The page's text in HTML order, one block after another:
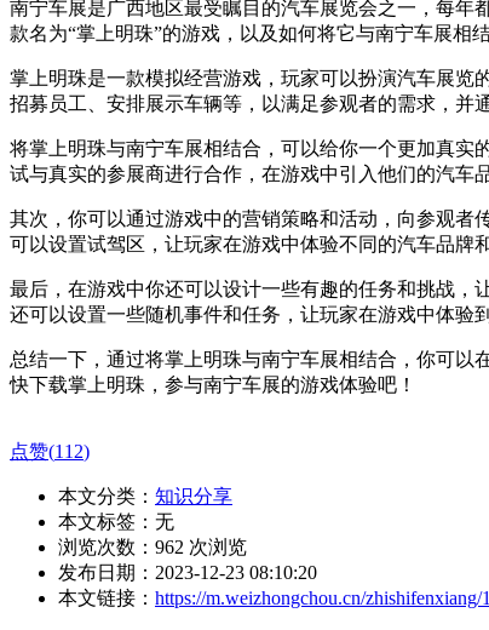
南宁车展是广西地区最受瞩目的汽车展览会之一，每年
款名为“掌上明珠”的游戏，以及如何将它与南宁车展相
掌上明珠是一款模拟经营游戏，玩家可以扮演汽车展览
招募员工、安排展示车辆等，以满足参观者的需求，并
将掌上明珠与南宁车展相结合，可以给你一个更加真实
试与真实的参展商进行合作，在游戏中引入他们的汽车
其次，你可以通过游戏中的营销策略和活动，向参观者
可以设置试驾区，让玩家在游戏中体验不同的汽车品牌
最后，在游戏中你还可以设计一些有趣的任务和挑战，
还可以设置一些随机事件和任务，让玩家在游戏中体验
总结一下，通过将掌上明珠与南宁车展相结合，你可
快下载掌上明珠，参与南宁车展的游戏体验吧！
点赞(112)
本文分类： 知识分享
本文标签：无
浏览次数： 962 次浏览
发布日期：2023-12-23 08:10:20
本文链接： https://m.weizhongchou.cn/zhishifenxiang/